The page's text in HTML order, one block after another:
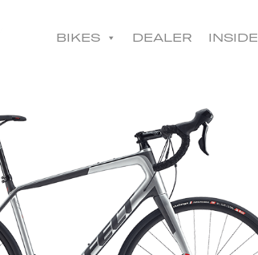
BIKES DEALER